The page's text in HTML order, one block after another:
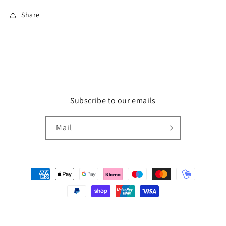
Share
Subscribe to our emails
Mail
Betalingsmetoder